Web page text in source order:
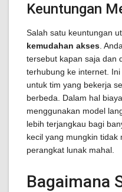
Keuntungan
Salah satu keuntungan
kemudahan akses .
tersebut kapan saja dan
terhubung ke internet.
untuk tim yang bekerja
berbeda. Dalam hal
menggunakan model
lebih terjangkau bagi
kecil yang mungkin tidak
perangkat lunak mahal.
Bagaimana